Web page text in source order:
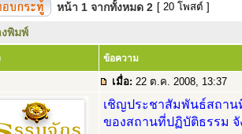
หน้า 1 จากทั้งหมด 2 [ 20 โพสต์ ]
งพิมพ์
ข้อความ
เมื่อ: 22 ต.ค. 2008, 13:37
เชิญประชาสัมพันธ์สถาน
ของสถานที่ปฏิบัติธรรม